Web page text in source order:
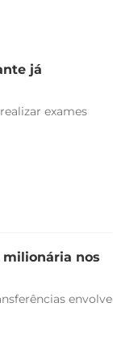
já
exames
milionária nos
envolve